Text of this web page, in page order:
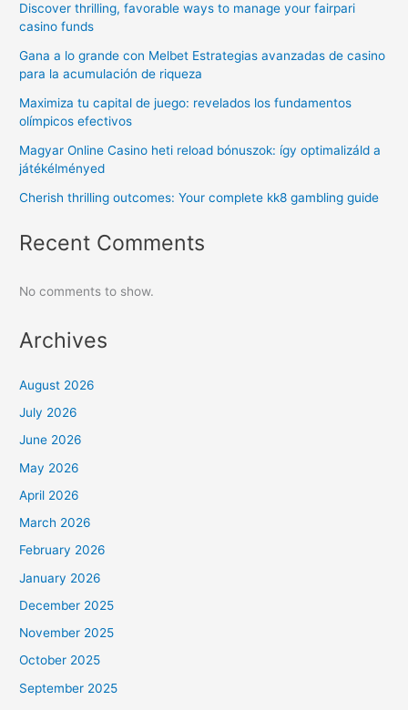
Discover thrilling, favorable ways to manage your fairpari
casino funds
Gana a lo grande con Melbet Estrategias avanzadas de casino
para la acumulación de riqueza
Maximiza tu capital de juego: revelados los fundamentos
olímpicos efectivos
Magyar Online Casino heti reload bónuszok: így optimalizáld a
játékélményed
Cherish thrilling outcomes: Your complete kk8 gambling guide
Recent Comments
No comments to show.
Archives
August 2026
July 2026
June 2026
May 2026
April 2026
March 2026
February 2026
January 2026
December 2025
November 2025
October 2025
September 2025